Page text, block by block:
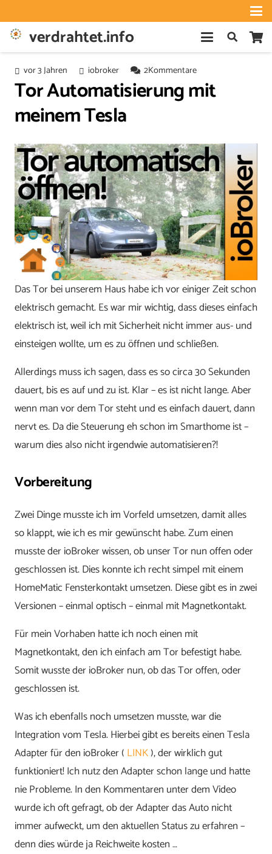
verdrahtet.info
vor 3 Jahren iobroker 2Kommentare
Tor Automatisierung mit
meinem Tesla
Das Tor bei unserem Haus habe ich vor einiger Zeit schon
elektrisch gemacht. Es war mir wichtig, dass dieses einfach
elektrisch ist, weil ich mit Sicherheit nicht immer aus- und
einsteigen wollte, um es zu öffnen und schließen.
Allerdings muss ich sagen, dass es so circa 30 Sekunden
dauert, bis es auf und zu ist. Klar – es ist nicht lange. Aber
wenn man vor dem Tor steht und es einfach dauert, dann
nervt es. Da die Steuerung eh schon im Smarthome ist –
warum dies also nicht irgendwie automatisieren?!
Vorbereitung
Zwei Dinge musste ich im Vorfeld umsetzen, damit alles
so klappt, wie ich es mir gewünscht habe. Zum einen
musste der ioBroker wissen, ob unser Tor nun offen oder
geschlossen ist. Dies konnte ich recht simpel mit einem
HomeMatic Fensterkontakt umsetzen. Diese gibt es in zwei
Versionen – einmal optisch – einmal mit Magnetkontakt.
Für mein Vorhaben hatte ich noch einen mit
Magnetkontakt, den ich einfach am Tor befestigt habe.
Somit wusste der ioBroker nun, ob das Tor offen, oder
geschlossen ist.
Was ich ebenfalls noch umsetzen musste, war die
Integration vom Tesla. Hierbei gibt es bereits einen Tesla
Adapter für den ioBroker ( LINK), der wirklich gut
funktioniert! Ich nutz den Adapter schon lange und hatte
nie Probleme. In den Kommentaren unter dem Video
wurde ich oft gefragt, ob der Adapter das Auto nicht
immer aufweckt, um den aktuellen Status zu erfahren –
denn dies würde ja Reichweite kosten …